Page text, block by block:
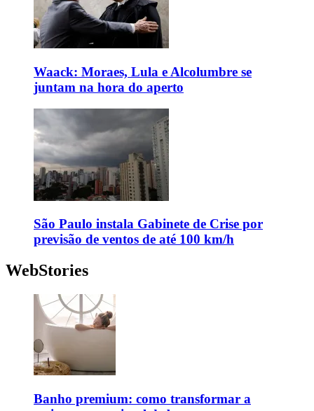
Waack: Moraes, Lula e Alcolumbre se
juntam na hora do aperto
São Paulo instala Gabinete de Crise por
previsão de ventos de até 100 km/h
WebStories
Banho premium: como transformar a